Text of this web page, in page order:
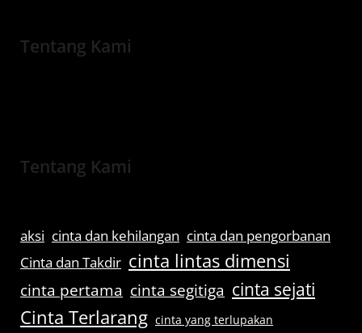
Tentang Kami
Tentang Kami
aksi cinta dan kehilangan cinta dan pengorbanan
Cinta dan Takdir cinta lintas dimensi
cinta pertama cinta segitiga cinta sejati
Cinta Terlarang cinta yang terlupakan